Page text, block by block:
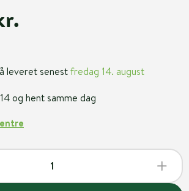
leveret senestfredag 14. august
og hent samme dag